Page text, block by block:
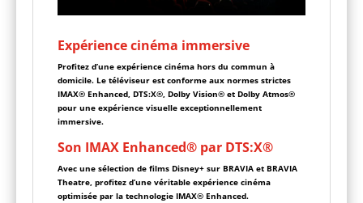
Expérience cinéma immersive
Profitez d’une expérience cinéma hors du commun à
domicile. Le téléviseur est conforme aux normes strictes
IMAX® Enhanced, DTS:X®, Dolby Vision® et Dolby Atmos®
pour une expérience visuelle exceptionnellement
immersive.
Son IMAX Enhanced® par DTS:X®
Avec une sélection de films Disney+ sur BRAVIA et BRAVIA
Theatre, profitez d’une véritable expérience cinéma
optimisée par la technologie IMAX® Enhanced.